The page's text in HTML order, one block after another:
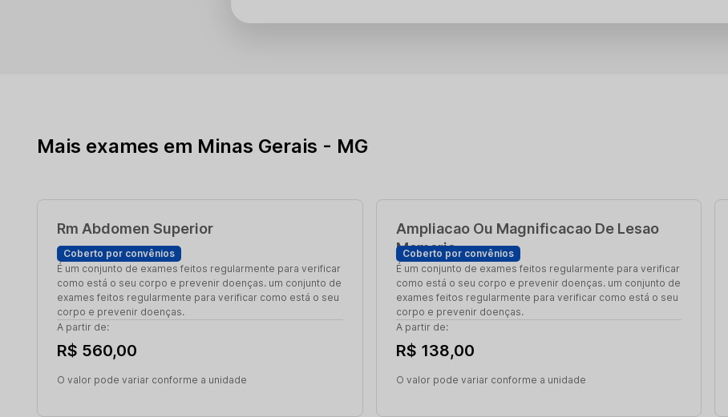
Mais exames em Minas Gerais - MG
Rm Abdomen Superior
Coberto por convênios
É um conjunto de exames feitos regularmente para verificar
como está o seu corpo e prevenir doenças. um conjunto de
exames feitos regularmente para verificar como está o seu
corpo e prevenir doenças.
A partir de:
R$ 560,00
O valor pode variar conforme a unidade
Ampliacao Ou Magnificacao De Lesao
Mamaria
Coberto por convênios
É um conjunto de exames feitos regularmente para verificar
como está o seu corpo e prevenir doenças. um conjunto de
exames feitos regularmente para verificar como está o seu
corpo e prevenir doenças.
A partir de:
R$ 138,00
O valor pode variar conforme a unidade